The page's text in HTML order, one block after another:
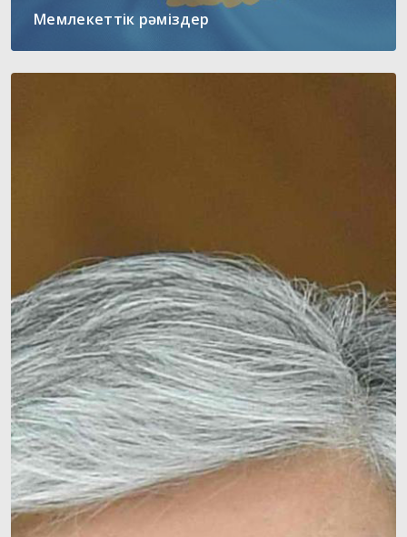
Мемлекеттік рәміздер